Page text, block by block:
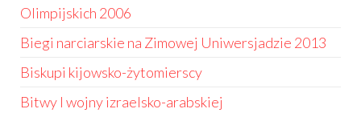
Olimpijskich 2006
Biegi narciarskie na Zimowej Uniwersjadzie 2013
Biskupi kijowsko-żytomierscy
Bitwy I wojny izraelsko-arabskiej